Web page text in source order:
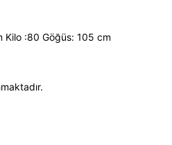
Kilo :80 Göğüs: 105 cm